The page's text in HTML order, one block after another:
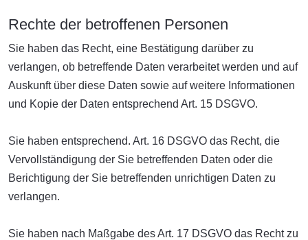
Rechte der betroffenen Personen
Sie haben das Recht, eine Bestätigung darüber zu
verlangen, ob betreffende Daten verarbeitet werden und auf
Auskunft über diese Daten sowie auf weitere Informationen
und Kopie der Daten entsprechend Art. 15 DSGVO.
Sie haben entsprechend. Art. 16 DSGVO das Recht, die
Vervollständigung der Sie betreffenden Daten oder die
Berichtigung der Sie betreffenden unrichtigen Daten zu
verlangen.
Sie haben nach Maßgabe des Art. 17 DSGVO das Recht zu